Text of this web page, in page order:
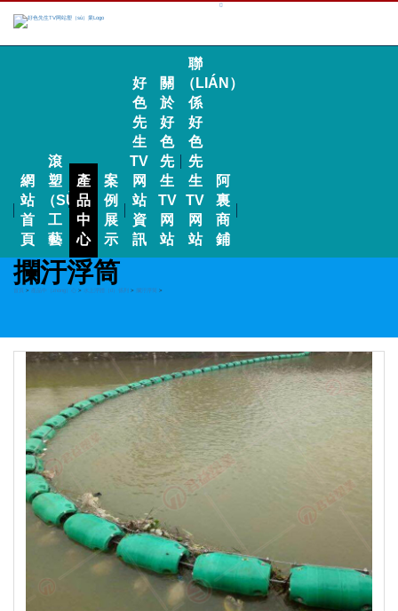
網
站
首
頁
滾
塑
（SÙ）
工
藝
產
品
中
心
案
例
展
示
好
色
先
生
TV
网
站
資
訊
關
於
好
色
先
生
TV
网
站
聯
（LIÁN）
係
好
色
先
生
TV
网
站
阿
裏
商
鋪
攔汙浮筒
首頁 > 產品中（zhōng）心 > 水上浮體（tǐ）係列 > 攔汙浮筒 >